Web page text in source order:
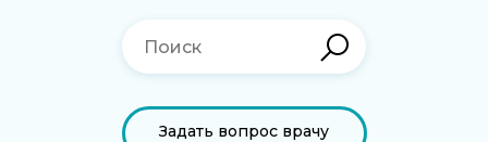
Задать вопрос врачу